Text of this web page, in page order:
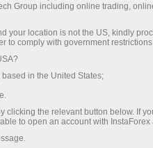
ฟอเร็กซ์อันน่าตื่นเต้น
าร่วมมาทดสอบทักษะ
ชนะการแข่งขันจะได้
งวัลประจำปีมากกว่า
กนั้นคุณสามารถคว้ารถ
สารรุ่นใหม่หรือทริป
ระทับใจ
Group including online trading,
your location is not the US, kindly
to comply with government
in the United States;
clicking the relevant button below. If
to open an account with InstaForex